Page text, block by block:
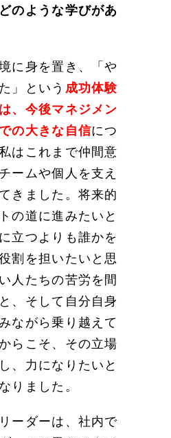
のような学びがあ
身を置き、「や
」という 成功体験
、今後マネジメン
の大きな自信につ
はこれまで仲間意
ームや個人を支え
きました。将来的
の道に進みたいと
立つよりも誰かを
割を担いたいと思
人たちの苦労を間
、そして自分自身
ながら乗り越えて
らこそ、その立場
、力になりたいと
りました。
ーダーは、社内で